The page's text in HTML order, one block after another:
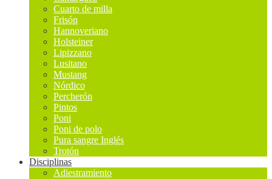
Cuarto de milla
Frisón
Hannoveriano
Holsteiner
Lipizzano
Lusitano
Mustang
Nórdico
Percherón
Pintos
Poni
Poni de polo
Pura sangre Inglés
Trotón
Disciplinas
Adiestramiento